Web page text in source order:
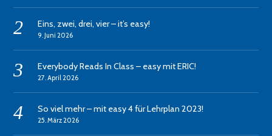
Eins, zwei, drei, vier – it’s easy!
9. Juni 2026
Everybody Reads In Class – easy mit ERIC!
27. April 2026
So viel mehr – mit easy 4 für Lehrplan 2023!
25. März 2026